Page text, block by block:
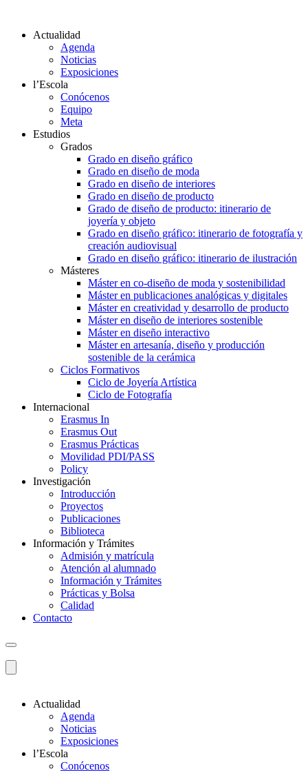
Actualidad
Agenda
Noticias
Exposiciones
l’Escola
Conócenos
Equipo
Meta
Estudios
Grados
Grado en diseño gráfico
Grado en diseño de moda
Grado en diseño de interiores
Grado en diseño de producto
Grado de diseño de producto: itinerario de
joyería y objeto
Grado en diseño gráfico: itinerario de fotografía y
creación audiovisual
Grado en diseño gráfico: itinerario de ilustración
Másteres
Máster en co-diseño de moda y sostenibilidad
Máster en publicaciones analógicas y digitales
Máster en creatividad y desarrollo de producto
Máster en diseño de interiores sostenible
Máster en diseño interactivo
Máster en artesanía, diseño y producción
sostenible de la cerámica
Ciclos Formativos
Ciclo de Joyería Artística
Ciclo de Fotografía
Internacional
Erasmus In
Erasmus Out
Erasmus Prácticas
Movilidad PDI/PASS
Policy
Investigación
Introducción
Proyectos
Publicaciones
Biblioteca
Información y Trámites
Admisión y matrícula
Atención al alumnado
Información y Trámites
Prácticas y Bolsa
Calidad
Contacto
Actualidad
Agenda
Noticias
Exposiciones
l’Escola
Conócenos